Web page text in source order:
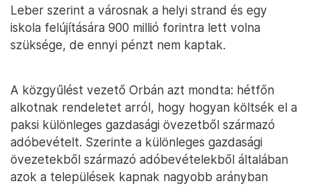
Leber szerint a városnak a helyi strand és egy
iskola felújítására 900 millió forintra lett volna
szüksége, de ennyi pénzt nem kaptak.
A közgyűlést vezető Orbán azt mondta: hétfőn
alkotnak rendeletet arról, hogy hogyan költsék el a
paksi különleges gazdasági övezetből származó
adóbevételt. Szerinte a különleges gazdasági
övezetekből származó adóbevételekből általában
azok a települések kapnak nagyobb arányban